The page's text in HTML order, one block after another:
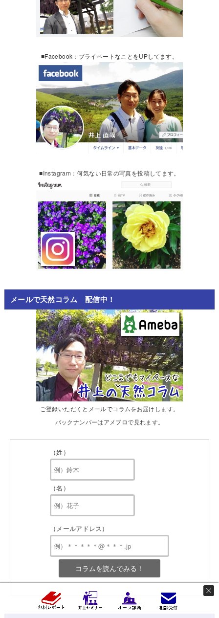
■Facebook：プライベートなことをUPしてます。
■Instagram：何気ない日常の写真を投稿してます。
メールで天然コラム 配信中！
ご登録いただくとメールでコラムをお届けします。
バックナンバーはアメブロで見れます。
（姓）
（名）
（メールアドレス）